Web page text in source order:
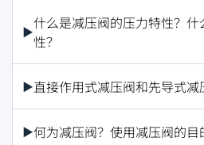
什么是减压阀的压力特性？
性？
直接作用式减压阀和先导式减
何为减压阀？使用减压阀的目